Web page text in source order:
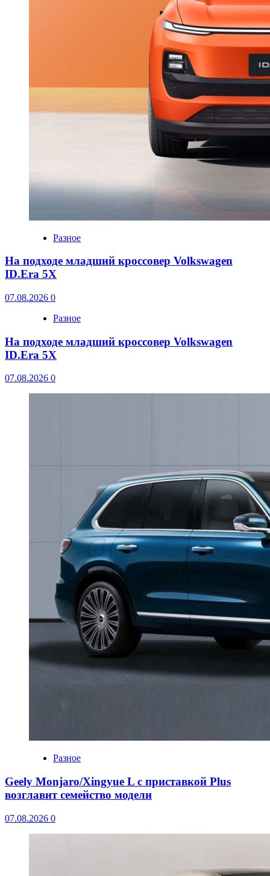
Разное
На подходе младший кроссовер Volkswagen
ID.Era 5X
07.08.2026 0
Разное
На подходе младший кроссовер Volkswagen
ID.Era 5X
07.08.2026 0
Разное
Geely Monjaro/Xingyue L с приставкой Plus
возглавит семейство модели
07.08.2026 0